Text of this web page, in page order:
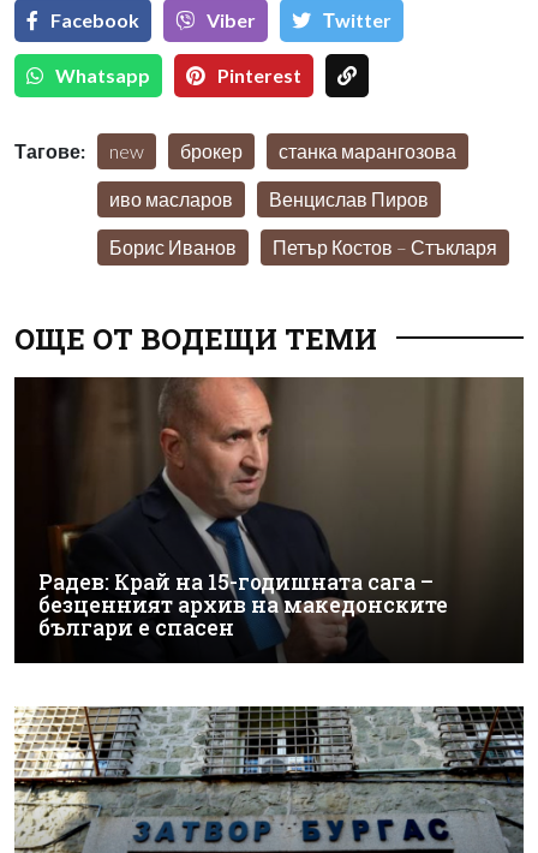
Facebook Viber Тwitter
Whatsapp Pinterest
Тагове: new брокер станка марангозова
иво масларов Венцислав Пиров
Борис Иванов Петър Костов – Стъкларя
ОЩЕ ОТ ВОДЕЩИ ТЕМИ
Радев: Край на 15-годишната сага –
безценният архив на македонските
българи е спасен